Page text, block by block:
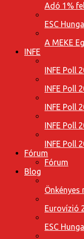
Adó 1%
ESC
A MEKE
INFE
INFE Poll
INFE Poll
INFE Poll
INFE Poll
INFE Poll
Fórum
Fórum
Blog
Eurovízió
ESC